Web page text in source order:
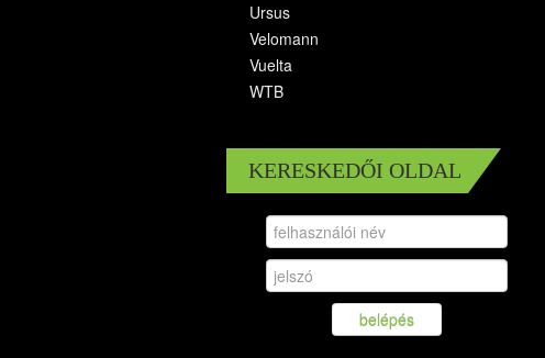
Ursus
Velomann
Vuelta
WTB
KERESKEDŐI OLDAL
belépés